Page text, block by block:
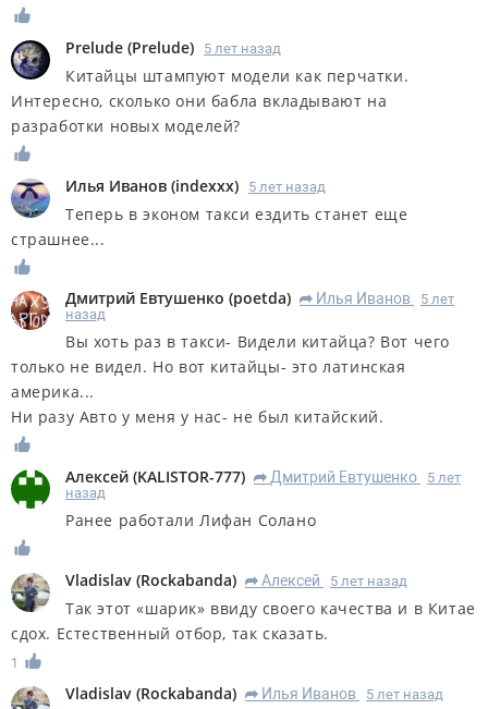
Prelude (Prelude) 5 лет назад
Китайцы штампуют модели как перчатки.
Интересно, сколько они бабла вкладывают на
разработки новых моделей?
Илья Иванов (indexxx) 5 лет назад
Теперь в эконом такси ездить станет еще
страшнее...
Дмитрий Евтушенко (poetda) R Илья Иванов
5 лет
назад
Вы хоть раз в такси- Видели китайца? Вот чего
только не видел. Но вот китайцы- это латинская
америка...
Ни разу Авто у меня у нас- не был китайский.
Алексей (KALISTOR-777) R Дмитрий Евтушенко
5 лет
назад
Ранее работали Лифан Солано
Vladislav (Rockabanda) R Алексей 5 лет назад
Так этот «шарик» ввиду своего качества и в Китае
сдох. Естественный отбор, так сказать.
1
Vladislav (Rockabanda) R Илья Иванов 5 лет назад